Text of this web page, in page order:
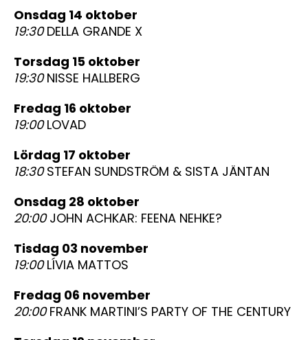
onsdag 14 oktober
19:30DELLA GRANDE X
torsdag 15 oktober
19:30NISSE HALLBERG
fredag 16 oktober
19:00LOVAD
lördag 17 oktober
18:30STEFAN SUNDSTRÖM & SISTA JÄNTAN
onsdag 28 oktober
20:00JOHN ACHKAR: FEENA NEHKE?
tisdag 03 november
19:00LÍVIA MATTOS
fredag 06 november
20:00FRANK MARTINI’S PARTY OF THE CENTURY